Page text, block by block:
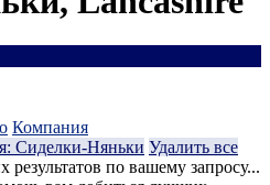
Компания
Сиделки-Няньки Удалить все
по вашему запросу...